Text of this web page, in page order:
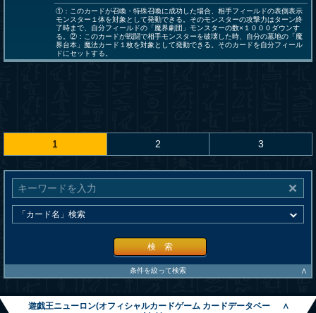
①：このカードが召喚・特殊召喚に成功した場合、相手フィールドの表側表示
モンスター１体を対象として発動できる。そのモンスターの攻撃力はターン終
了時まで、自分フィールドの「魔界劇団」モンスターの数×１０００ダウンす
る。②：このカードが戦闘で相手モンスターを破壊した時、自分の墓地の「魔
界台本」魔法カード１枚を対象として発動できる。そのカードを自分フィール
ドにセットする。
1 2 3
検 索
条件を絞って検索 ∧
遊戯王ニューロン(オフィシャルカードゲーム カードデータベー
∧